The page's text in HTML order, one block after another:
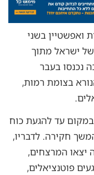
ואפשטיין בשני
ישראל מתוך
נכנסו בעבר
בצומת רמות,
עד להגעת כוח
חקירה. לדבריו,
יצאו המרצחים,
פוטנציאלים,